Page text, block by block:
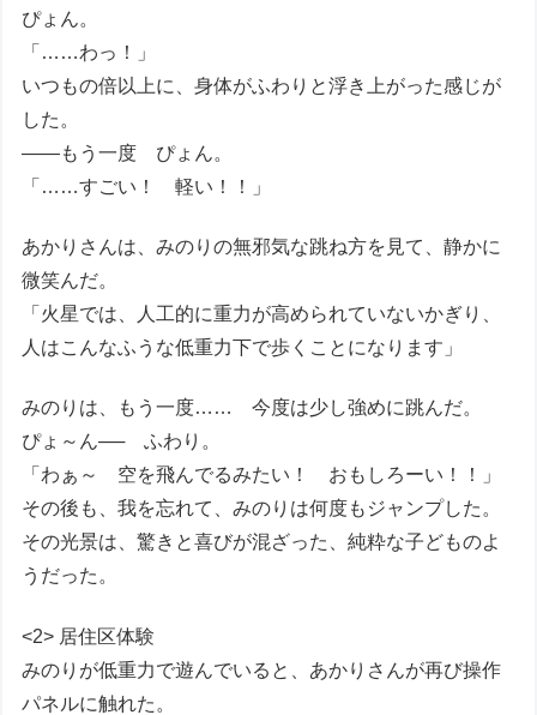
ぴょん。
「……わっ！」
いつもの倍以上に、身体がふわりと浮き上がった感じが
した。
――もう一度 ぴょん。
「……すごい！ 軽い！！」
あかりさんは、みのりの無邪気な跳ね方を見て、静かに
微笑んだ。
「火星では、人工的に重力が高められていないかぎり、
人はこんなふうな低重力下で歩くことになります」
みのりは、もう一度…… 今度は少し強めに跳んだ。
ぴょ～ん── ふわり。
「わぁ～ 空を飛んでるみたい！ おもしろーい！！」
その後も、我を忘れて、みのりは何度もジャンプした。
その光景は、驚きと喜びが混ざった、純粋な子どものよ
うだった。
<2> 居住区体験
みのりが低重力で遊んでいると、あかりさんが再び操作
パネルに触れた。